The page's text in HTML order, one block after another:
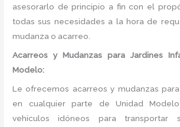
asesorarlo de principio a fin con el
todas sus necesidades a la hora de
mudanza o acarreo.
Acarreos y Mudanzas para Jardines
Modelo:
Le ofrecemos acarreos y mudanzas
en cualquier parte de Unidad
vehículos idóneos para transportar